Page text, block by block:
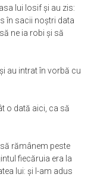
lui Iosif şi au zis:
în sacii noştri data
ne ia robi şi să
au intrat în vorbă cu
o dată aici, ca să
rămânem peste
fiecăruia era la
lui: şi l-am adus